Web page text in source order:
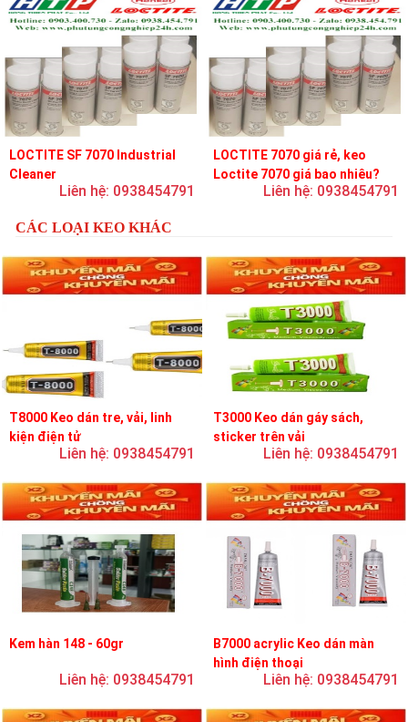
LOCTITE SF 7070 Industrial
Cleaner
Liên hệ: 0938454791
LOCTITE 7070 giá rẻ, keo
Loctite 7070 giá bao nhiêu?
Liên hệ: 0938454791
CÁC LOẠI KEO KHÁC
T8000 Keo dán tre, vải, linh
kiện điện tử
Liên hệ: 0938454791
T3000 Keo dán gáy sách,
sticker trên vải
Liên hệ: 0938454791
Kem hàn 148 - 60gr
Liên hệ: 0938454791
B7000 acrylic Keo dán màn
hình điện thoại
Liên hệ: 0938454791